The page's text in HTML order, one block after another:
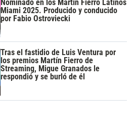
Nominado en los Martín Fierro Latinos
Miami 2025. Producido y conducido
por Fabio Ostroviecki
Tras el fastidio de Luis Ventura por
los premios Martín Fierro de
Streaming, Migue Granados le
respondió y se burló de él